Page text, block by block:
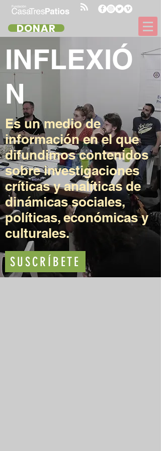
DONAR
INFLEXIÓ
N
Es un medio de
información en el que
difundimos contenidos
sobre investigaciones
críticas y analíticas de
dinámicas sociales,
políticas, económicas y
culturales.
SUSCRÍBETE